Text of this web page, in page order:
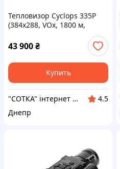
Тепловизор Cyclops 335P
(384x288, VOx, 1800 м,
стадиометрический
дальномер)
43 900₴
Купить
"СОТКА" інтернет магазин
4.5
Днепр